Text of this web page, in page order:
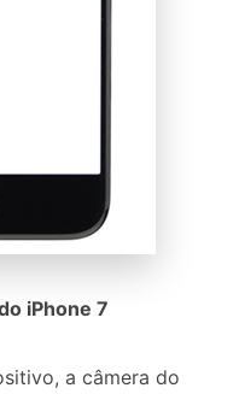
iPhone 7
a câmera do